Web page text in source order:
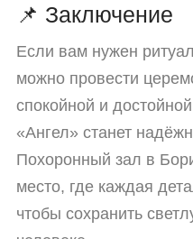
📌 Заключение
Если вам нужен
можно провести
спокойной и
«Ангел» станет
Похоронный зал в
место, где каждая
чтобы сохранить